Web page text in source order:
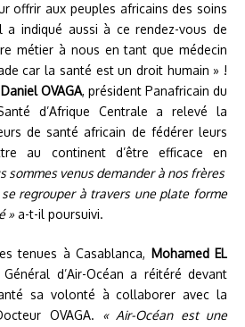
offrir aux peuples africains des soins
indiqué aussi à ce rendez-vous de
métier à nous en tant que médecin
car la santé est un droit humain » !
OVAGA, président Panafricain du
d’Afrique Centrale a relevé la
de santé africain de fédérer leurs
au continent d’être efficace en
sommes venus demander à nos frères
regrouper à travers une plate forme
» a-t-il poursuivi.
tenues à Casablanca, Mohamed EL
d’Air-Océan a réitéré devant
sa volonté à collaborer avec la
OVAGA. « Air-Océan est une